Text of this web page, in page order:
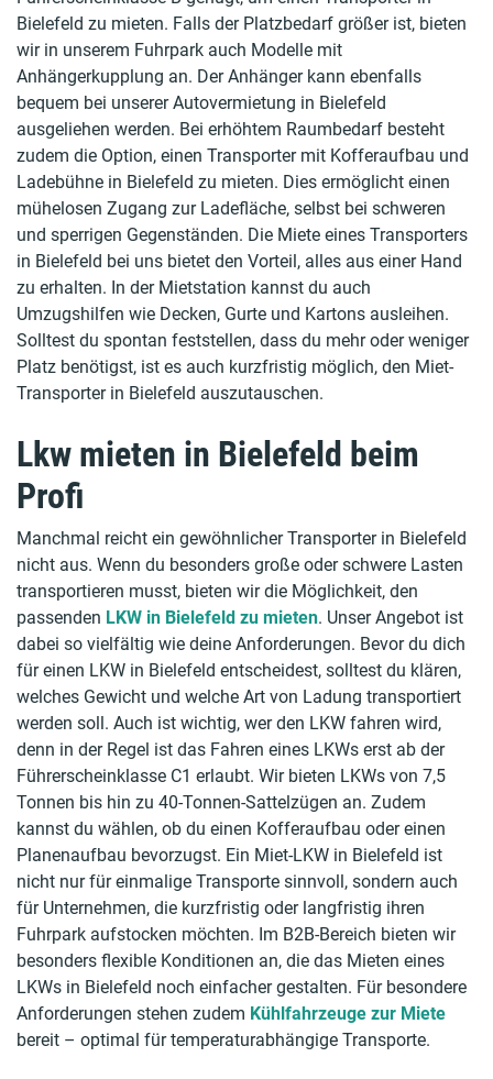
Bielefeld zu mieten. Falls der Platzbedarf größer ist, bieten
wir in unserem Fuhrpark auch Modelle mit
Anhängerkupplung an. Der Anhänger kann ebenfalls
bequem bei unserer Autovermietung in Bielefeld
ausgeliehen werden. Bei erhöhtem Raumbedarf besteht
zudem die Option, einen Transporter mit Kofferaufbau und
Ladebühne in Bielefeld zu mieten. Dies ermöglicht einen
mühelosen Zugang zur Ladefläche, selbst bei schweren
und sperrigen Gegenständen. Die Miete eines Transporters
in Bielefeld bei uns bietet den Vorteil, alles aus einer Hand
zu erhalten. In der Mietstation kannst du auch
Umzugshilfen wie Decken, Gurte und Kartons ausleihen.
Solltest du spontan feststellen, dass du mehr oder weniger
Platz benötigst, ist es auch kurzfristig möglich, den Miet-
Transporter in Bielefeld auszutauschen.
Lkw mieten in Bielefeld beim
Profi
Manchmal reicht ein gewöhnlicher Transporter in Bielefeld
nicht aus. Wenn du besonders große oder schwere Lasten
transportieren musst, bieten wir die Möglichkeit, den
passenden LKW in Bielefeld zu mieten. Unser Angebot ist
dabei so vielfältig wie deine Anforderungen. Bevor du dich
für einen LKW in Bielefeld entscheidest, solltest du klären,
welches Gewicht und welche Art von Ladung transportiert
werden soll. Auch ist wichtig, wer den LKW fahren wird,
denn in der Regel ist das Fahren eines LKWs erst ab der
Führerscheinklasse C1 erlaubt. Wir bieten LKWs von 7,5
Tonnen bis hin zu 40-Tonnen-Sattelzügen an. Zudem
kannst du wählen, ob du einen Kofferaufbau oder einen
Planenaufbau bevorzugst. Ein Miet-LKW in Bielefeld ist
nicht nur für einmalige Transporte sinnvoll, sondern auch
für Unternehmen, die kurzfristig oder langfristig ihren
Fuhrpark aufstocken möchten. Im B2B-Bereich bieten wir
besonders flexible Konditionen an, die das Mieten eines
LKWs in Bielefeld noch einfacher gestalten. Für besondere
Anforderungen stehen zudem Kühlfahrzeuge zur Miete
bereit – optimal für temperaturabhängige Transporte.